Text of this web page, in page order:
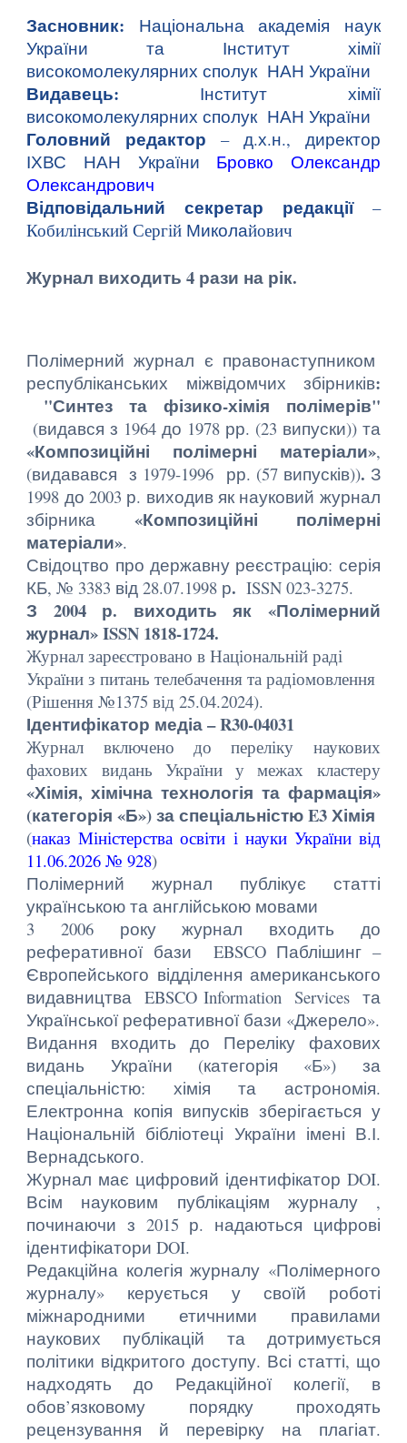
Засновник: Національна академія наук
України та Інститут хімії
високомолекулярних сполук НАН України
Видавець: Інститут хімії
високомолекулярних сполук НАН України
Головний редактор – д.х.н., директор
ІХВС НАН України Бровко Олександр
Олександрович
Відповідальний секретар редакції –
Кобилінський Сергій Миколайович
Журнал виходить 4 рази на рік.
Полімерний журнал є правонаступником
республіканських міжвідомчих збірників:
"Синтез та фізико-хімія полімерів"
(видався з 1964 до 1978 рр. (23 випуски)) та
«Композиційні полімерні матеріали»,
(видавався з 1979-1996 рр. (57 випусків)). З
1998 до 2003 р. виходив як науковий журнал
збірника «Композиційні полімерні
матеріали».
Свідоцтво про державну реєстрацію: серія
КБ, № 3383 від 28.07.1998 р.ISSN 023-3275.
З 2004 р. виходить як «Полімерний
журнал» ISSN 1818-1724.
Журнал зареєстровано в Національній раді
України з питань телебачення та радіомовлення
(Рішення №1375 від25.04.2024).
Ідентифікатор медіа – R30-04031
Журнал включено до переліку наукових
фахових видань України у межах кластеру
«Хімія, хімічна технологія та фармація»
(категорія «Б») за спеціальністю E3 Хімія
(наказ Міністерства освіти і науки України від
11.06.2026 № 928)
Полімерний журнал публікує статті
українською та англійською мовами
3 2006 року журнал входить до
реферативної бази EBSCO Паблішинг –
Європейського відділення американського
видавництва EBSCO Information Services та
Української реферативної бази «Джерело».
Видання входить до Переліку фахових
видань України (категорія «Б») за
спеціальністю: хімія та астрономія.
Електронна копія випусків зберігається у
Національній бібліотеці України імені В.І.
Вернадського.
Журнал має цифровий ідентифікатор DOI.
Всім науковим публікаціям журналу ,
починаючи з 2015 р. надаються цифрові
ідентифікатори DOI.
Редакційна колегія журналу «Полімерного
журналу» керується у своїй роботі
міжнародними етичними правилами
наукових публікацій та дотримується
політики відкритого доступу. Всі статті, що
надходять до Редакційної колегії, в
обов’язковому порядку проходять
рецензування й перевірку на плагіат.